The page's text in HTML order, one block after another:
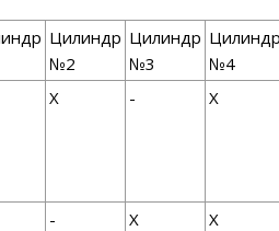
Цилиндр
№2
Цилиндр
№3
№4
X - X
- X X